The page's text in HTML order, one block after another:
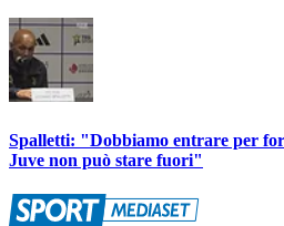
Spalletti: "Dobbiamo entrare per
Juve non può stare fuori"